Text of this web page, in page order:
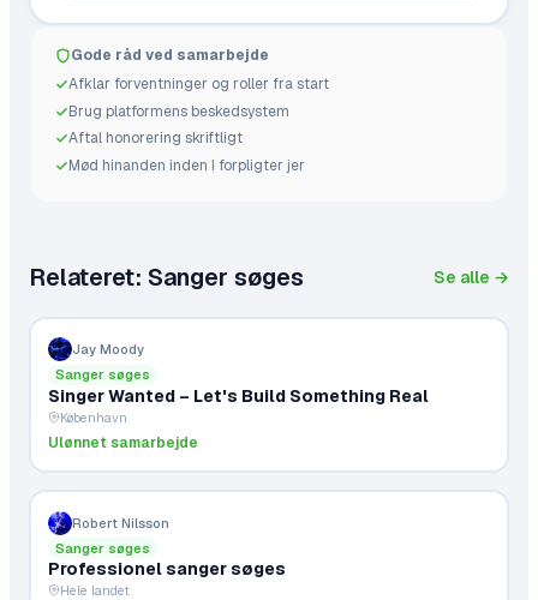
Gode råd ved samarbejde
Afklar forventninger og roller fra start
Brug platformens beskedsystem
Aftal honorering skriftligt
Mød hinanden inden I forpligter jer
Relateret: Sanger søges Se alle →
Jay Moody
Sanger søges
Singer Wanted – Let's Build Something Real
København
Ulønnet samarbejde
Robert Nilsson
Sanger søges
Professionel sanger søges
Hele landet